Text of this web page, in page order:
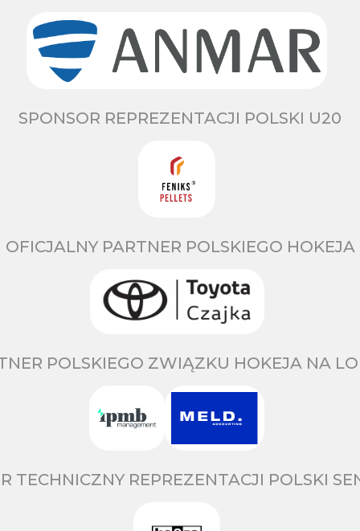
SPONSOR REPREZENTACJI POLSKI U20
OFICJALNY PARTNER POLSKIEGO HOKEJA
POLSKIEGO ZWIĄZKU HOKEJA NA
TECHNICZNY REPREZENTACJI POLSKI